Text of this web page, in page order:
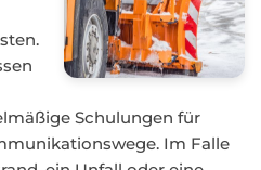
Schulungen für
Im Falle